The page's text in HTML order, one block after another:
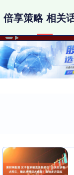
倍享策略 相关